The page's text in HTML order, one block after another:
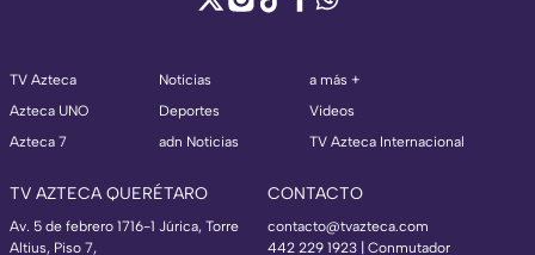
TV Azteca
Azteca UNO
Azteca 7
Noticias
Deportes
adn Noticias
a más +
Videos
TV Azteca Internacional
TV AZTECA QUERÉTARO
Av. 5 de febrero 1716-1 Júrica, Torre
Altius, Piso 7,
CONTACTO
contacto@tvazteca.com
442 229 1923 | Conmutador